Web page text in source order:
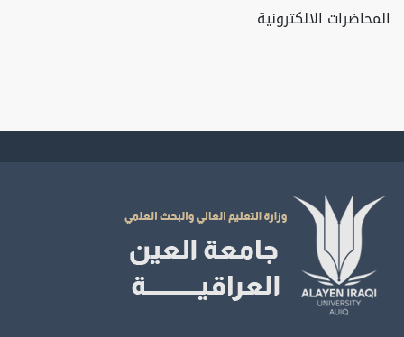
المحاضرات الالكترونية